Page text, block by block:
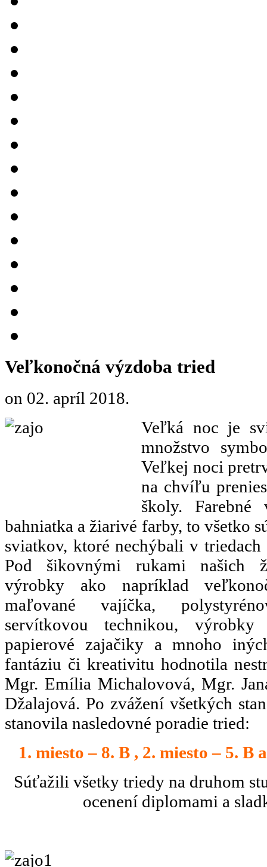
Veľkonočná výzdoba tried
on 02. apríl 2018.
Veľká noc je
množstvo
Veľkej noci
na chvíľu
školy. Farebné
bahniatka a žiarivé farby, to všetko
sviatkov, ktoré nechýbali v
Pod šikovnými rukami našich
výrobky ako napríklad
maľované vajíčka,
servítkovou technikou,
papierové zajačiky a mnoho
fantáziu či kreativitu hodnotila
Mgr. Emília Michalovová, Mgr.
Džalajová. Po zvážení všetkých
stanovila nasledovné poradie tried:
1. miesto – 8. B , 2. miesto – 5. B
Súťažili všetky triedy na druhom
ocenení diplomami a